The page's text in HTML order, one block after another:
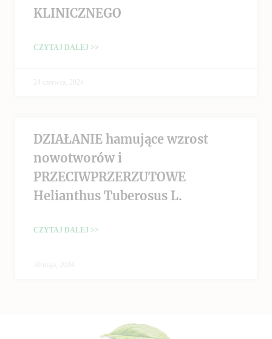
KLINICZNEGO
CZYTAJ DALEJ >>
24 czerwca, 2024
DZIAŁANIE hamujące wzrost
nowotworów i
PRZECIWPRZERZUTOWE
Helianthus Tuberosus L.
CZYTAJ DALEJ >>
30 maja, 2024